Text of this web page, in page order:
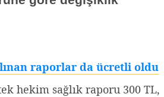
raporlar da ücretli oldu
hekim sağlık raporu 300 TL,